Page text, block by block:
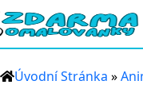
Úvodní Stránka »